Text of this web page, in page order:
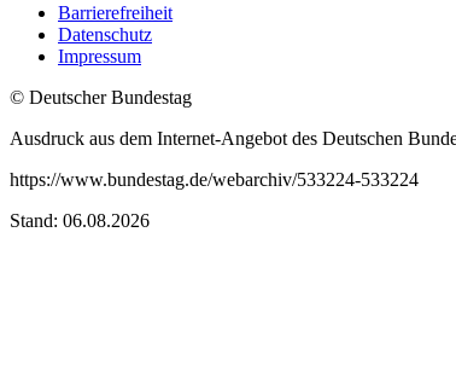
Barrierefreiheit
Datenschutz
Impressum
© Deutscher Bundestag
Ausdruck aus dem Internet-Angebot des Deutschen
https://www.bundestag.de/webarchiv/533224-533224
Stand: 06.08.2026